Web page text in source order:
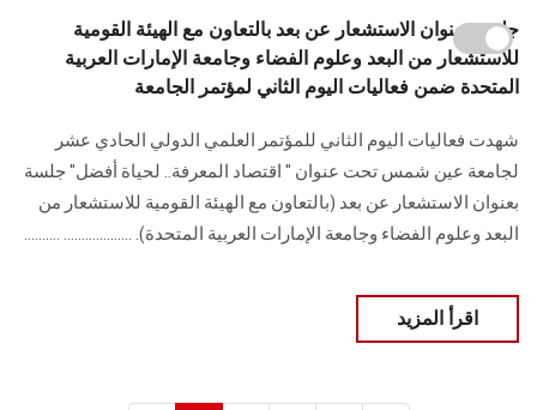
جلسة بعنوان الاستشعار عن بعد بالتعاون مع الهيئة القومية
للاستشعار من البعد وعلوم الفضاء وجامعة الإمارات العربية
المتحدة ضمن فعاليات اليوم الثاني لمؤتمر الجامعة
شهدت فعاليات اليوم الثاني للمؤتمر العلمي الدولي الحادي عشر
لجامعة عين شمس تحت عنوان " اقتصاد المعرفة.. لحياة أفضل" جلسة
بعنوان الاستشعار عن بعد (بالتعاون مع الهيئة القومية للاستشعار من
البعد وعلوم الفضاء وجامعة الإمارات العربية المتحدة). ................... ..........
اقرأ المزيد